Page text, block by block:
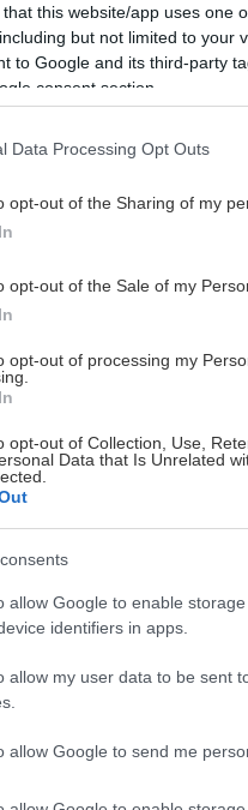
that this website/app uses one
but not limited to your
to Google and its third-party
consent section.
Data Processing Opt Outs
opt-out of the Sharing of my
opt-out of the Sale of my
opt-out of processing my
opt-out of Collection, Use,
Data that Is Unrelated
allow Google to enable
identifiers in apps.
allow my user data to be sent
allow Google to send me
Κόκουβα
έτοιμοι για ένα
με τον εφιάλτη
Σαββάτου ήταν η πιο
για να
τίτλους αρχής των
αντί για